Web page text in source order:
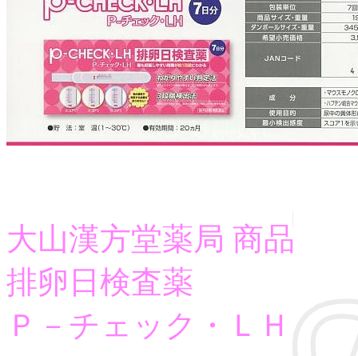
大山漢方堂薬局 商品
排卵日検査薬
Ｐ－チェック・ＬＨ